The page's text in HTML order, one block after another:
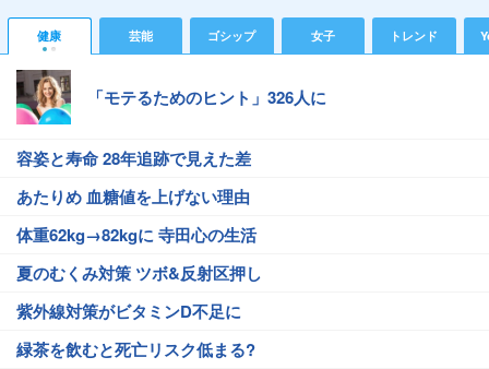
健康 芸能 ゴシップ 女子 トレンド
「モテるためのヒント」326人に
容姿と寿命 28年追跡で見えた差
あたりめ 血糖値を上げない理由
体重62kg→82kgに 寺田心の生活
夏のむくみ対策 ツボ&反射区押し
紫外線対策がビタミンD不足に
緑茶を飲むと死亡リスク低まる?